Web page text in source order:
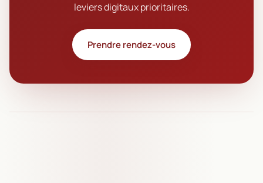
leviers digitaux prioritaires.
Prendre rendez-vous